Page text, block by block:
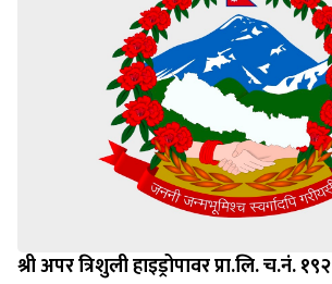
श्री अपर त्रिशुली हाइड्रोपावर प्रा.लि. च.नं. १९२